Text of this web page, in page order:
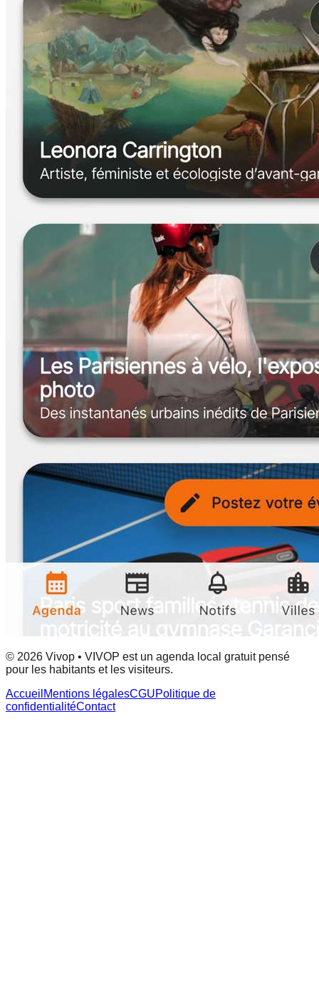
© 2026 Vivop • VIVOP est un agenda local gratuit pensé
pour les habitants et les visiteurs.
Accueil Mentions légalesCGUPolitique de
confidentialitéContact